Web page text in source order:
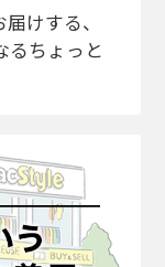
けする、
るちょっと